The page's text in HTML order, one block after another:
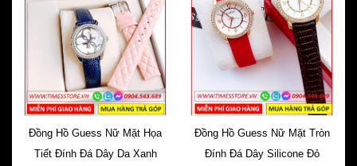
Đồng Hồ Guess Nữ Mặt Họa
Tiết Đính Đá Dây Da Xanh
Đồng Hồ Guess Nữ Mặt Tròn
Đính Đá Dây Silicone Đỏ